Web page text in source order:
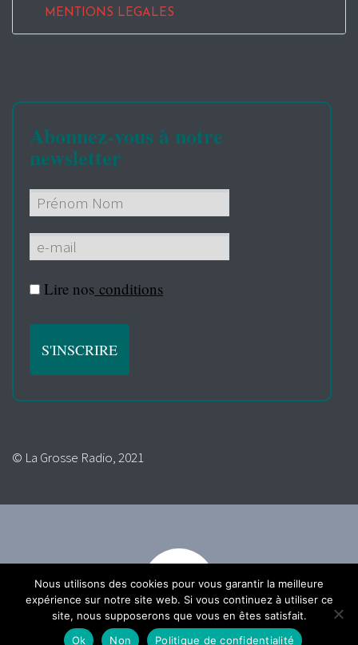
MENTIONS LEGALES
Abonnez-vous à notre
newsletter
Lire nos conditions
© La Grosse Radio, 2021
Nous utilisons des cookies pour vous garantir la meilleure
expérience sur notre site web. Si vous continuez à utiliser ce
site, nous supposerons que vous en êtes satisfait.
Ok
Non Politique de confidentialité